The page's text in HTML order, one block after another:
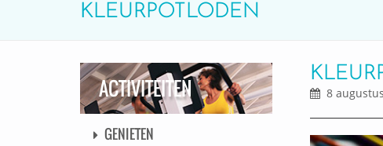
KLEURPOTLODEN
ACTIVITEITEN
GENIETEN
8